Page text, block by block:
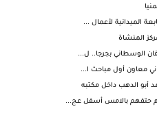
الميدانية لأعمال ...
المنشاة
الوسطاني بجرجا.. ل...
معاون أول مباحث ا...
أبو الدهب داخل مكتبه
حتفهم بالامس أسفل عج...